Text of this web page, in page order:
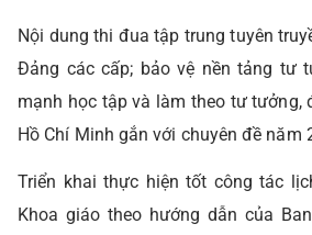
Nội dung thi đua tập trung tuyên
Đảng các cấp; bảo vệ nền tảng tư
mạnh học tập và làm theo tư tưởng,
Hồ Chí Minh gắn với chuyên đề năm
Triển khai thực hiện tốt công tác
Khoa giáo theo hướng dẫn của